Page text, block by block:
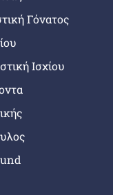
Γόνατος
Ισχίου